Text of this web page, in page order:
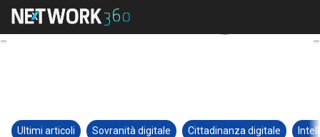
Ultimi articoli Sovranità digitale Cittadinanza digitale